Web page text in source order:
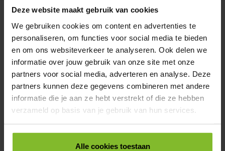
Deze website maakt gebruik van cookies
We gebruiken cookies om content en advertenties te
personaliseren, om functies voor social media te bieden
en om ons websiteverkeer te analyseren. Ook delen we
informatie over jouw gebruik van onze site met onze
partners voor social media, adverteren en analyse. Deze
partners kunnen deze gegevens combineren met andere
informatie die je aan ze hebt verstrekt of die ze hebben
verzameld op basis van je gebruik van hun services.
Alle cookies toestaan
POSTDOOS BEDRUKKEN
Voor een veilige verzending
VOOR BOEKEN TOT ONDERDELEN
EXTRA STEVIG
BRIEVENBUSDOOS
BEDRUKKEN
Post stevig verpakt